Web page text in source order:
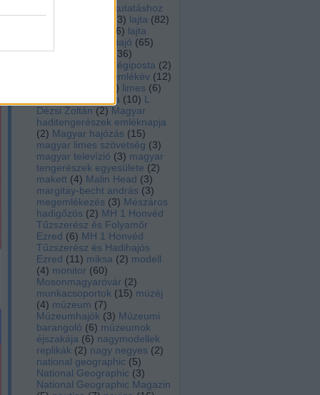
kutatáshoz
modellépítéshez
3) lajta (82)
36) lajta
monitor múzeumhajó (65)
lajta ujjászületés
36)
légiposta (2)
leitha emlékév (12)
) limes (6)
Lusitania (10) L
Dézsi Zoltán (2) Magyar
haditengerészek emléknapja
(2) Magyar hajózás (15)
magyar limes szövetség (3)
magyar televízió (3) magyar
tengerészek egyesülete (2)
makett (4) Malin Head (3)
margitay-becht andrás (3)
megemlékezés (3) Mészáros
hadigőzös (2) MH 1 Honvéd
Tűzszerész és Folyamőr
Ezred (6) MH 1 Honvéd
Tűzszerész és Hadihajós
Ezred (11) miksa (2) modell
(4) monitor (60)
Mosonmagyaróvár (2)
munkacsoportok (15) múzéj
(4) múzeum (7)
Múzeumhajók (3) Múzeumi
barangoló (6) múzeumok
éjszakája (6) nagymodellek
replikák (2) nagy negyes (2)
national geographic (5)
National Geographic (3)
National Geographic Magazin